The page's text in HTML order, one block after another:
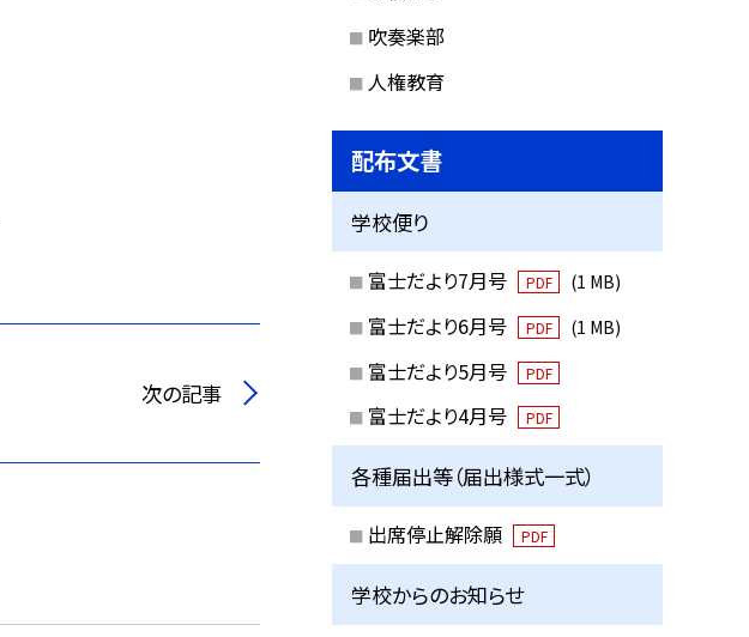
次の記事
吹奏楽部
人権教育
配布文書
学校便り
富士だより7月号 PDF (1 MB)
富士だより6月号 PDF (1 MB)
富士だより5月号 PDF
富士だより4月号 PDF
各種届出等（届出様式一式）
出席停止解除願 PDF
学校からのお知らせ